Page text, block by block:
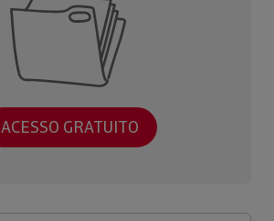
ACESSO GRATUITO